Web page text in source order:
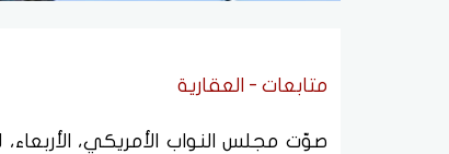
متابعات - العقارية
صوّت مجلس النواب الأمريكي،